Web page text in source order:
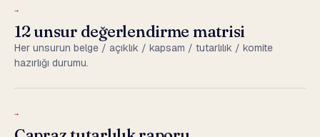
→
12 unsur değerlendirme matrisi
Her unsurun belge / açıklık / kapsam / tutarlılık / komite
hazırlığı durumu.
→